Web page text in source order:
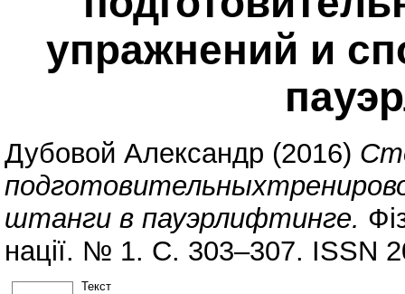
упражнений и
Дубовой Александр (2016)
штанги в пауэрлифтинге.
нації. № 1. С. 303–307. ISSN
Текст